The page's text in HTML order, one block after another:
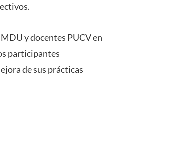
y docentes PUCV en
participantes
de sus prácticas